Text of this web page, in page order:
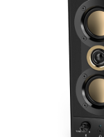
PERIFERIJA
KABELI I
MREŽNA